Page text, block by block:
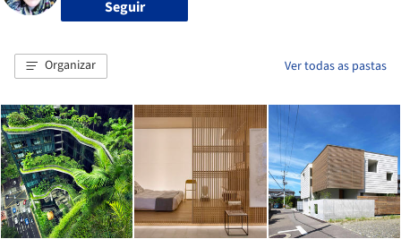
Seguir
Organizar Ver todas as pastas